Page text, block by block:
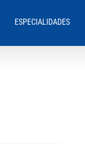
ESPECIALIDADES